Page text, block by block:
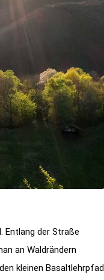
Entlang der Straße
an Waldrändern
kleinen Basaltlehrpfad